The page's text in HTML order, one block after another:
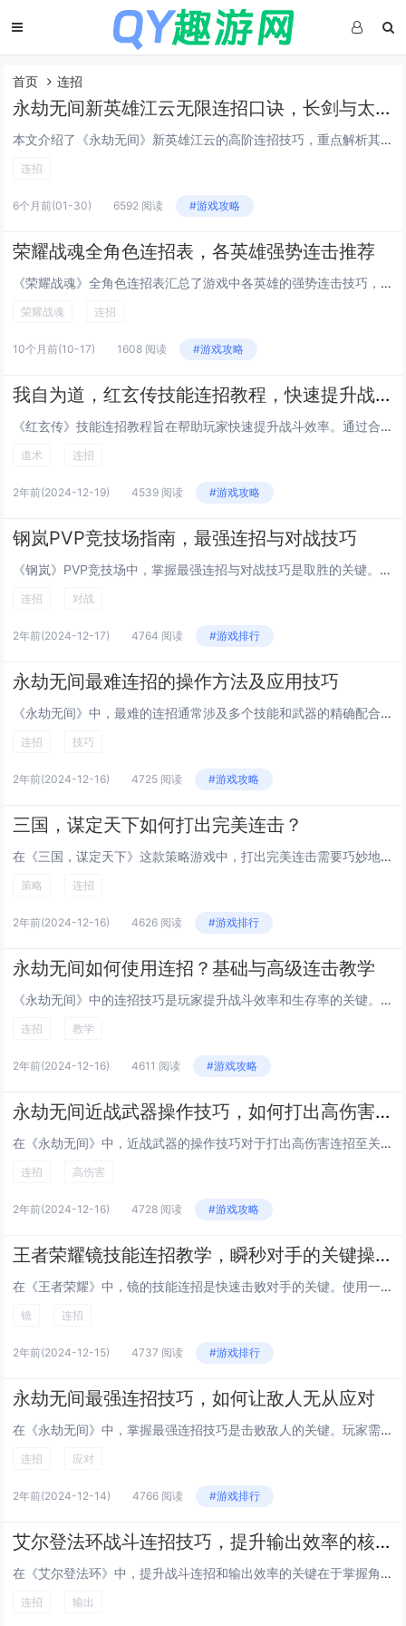
首页 连招
永劫无间新英雄江云无限连招口诀，长剑与太刀切换取消后摇的实战combo
本文介绍了《永劫无间》新英雄江云的高阶连招技巧，重点解析其长剑与太刀双武器切换取消后摇的核心机制，通过精准的武器切换时机（如长剑重击后接太刀轻击、或太刀升龙后瞬切长剑），可无缝衔接技能、规避硬直，实现流畅无限连招，文中还提供了实用口诀，如“...
连招
6个月前(01-30) 6592 阅读 #游戏攻略
荣耀战魂全角色连招表，各英雄强势连击推荐
《荣耀战魂》全角色连招表汇总了游戏中各英雄的强势连击技巧，涵盖骑士、维京、武士三大阵营，每位英雄凭借独特武器与技能机制，拥有专属高效连招组合，骑士中的征服者可利用重斧衔接横扫与冲锋实现压制，而武士阵营的剑圣擅长快速突进接二段斩击打出爆发伤害...
荣耀战魂 连招
10个月前(10-17) 1608 阅读 #游戏攻略
我自为道，红玄传技能连招教程，快速提升战斗效率的方法
《红玄传》技能连招教程旨在帮助玩家快速提升战斗效率。通过合理搭配和运用游戏中的技能组合，玩家可以更加高效地击败敌人，减少战斗时间。教程中详细介绍了各个职业的特色技能以及如何根据战场情况灵活切换连招策略，强调了技能释放的时机与目标选择的重要性...
道术 连招
2年前(2024-12-19) 4539 阅读 #游戏攻略
钢岚PVP竞技场指南，最强连招与对战技巧
《钢岚》PVP竞技场中，掌握最强连招与对战技巧是取胜的关键。了解各角色技能特点，选择适合自己的英雄至关重要。在实战中，利用地形优势进行伏击或撤退，保持移动以避免被对手锁定。连招方面，快速衔接普攻与技能，利用控制技能打断敌方输出，抓住机会释放...
连招 对战
2年前(2024-12-17) 4764 阅读 #游戏排行
永劫无间最难连招的操作方法及应用技巧
《永劫无间》中，最难的连招通常涉及多个技能和武器的精确配合，要求玩家有极高的反应速度和预判能力。使用宁红夜时，可以尝试“影步”+“烈焰刀”+“冰墙”的组合，先用影步接近敌人，再迅速释放烈焰刀造成伤害，最后用冰墙限制敌人的行动。这套连招不仅需...
连招 技巧
2年前(2024-12-16) 4725 阅读 #游戏攻略
三国，谋定天下如何打出完美连击？
在《三国，谋定天下》这款策略游戏中，打出完美连击需要巧妙地运用武将技能、兵种搭配和战术布局。选择具有连锁技能或能够相互增益的武将组合，如诸葛亮与周瑜的火攻配合。合理安排前中后排的站位，确保技能释放顺序最大化伤害输出。利用地形优势和适时的行动...
策略 连招
2年前(2024-12-16) 4626 阅读 #游戏排行
永劫无间如何使用连招？基础与高级连击教学
《永劫无间》中的连招技巧是玩家提升战斗效率和生存率的关键。基础连击通常包括轻击、重击组合，通过快速连续按键实现。高级连击则需要玩家掌握角色特性和技能，结合跳跃、闪避等动作，形成复杂且高效的攻击模式。熟练掌握这些技巧，不仅能增加攻击的多样性，...
连招 教学
2年前(2024-12-16) 4611 阅读 #游戏攻略
永劫无间近战武器操作技巧，如何打出高伤害连招
在《永劫无间》中，近战武器的操作技巧对于打出高伤害连招至关重要。玩家需熟练掌握武器特性，如刀剑的快速连击与重击，以及长柄武器的范围攻击。合理利用闪避和格挡，可以在攻击间隙打断对手节奏，创造连招机会。观察对手动作，预判并反击，能有效提升战斗效...
连招 高伤害
2年前(2024-12-16) 4728 阅读 #游戏攻略
王者荣耀镜技能连招教学，瞬秒对手的关键操作
在《王者荣耀》中，镜的技能连招是快速击败对手的关键。使用一技能快速接近目标并造成伤害，紧接着开启二技能进行控制和消耗，为大招做准备。当敌人血量降低到一定水平时，立即释放大招，利用大招的分身效果迷惑对手，并再次使用一技能或普攻进行致命打击。整...
镜 连招
2年前(2024-12-15) 4737 阅读 #游戏排行
永劫无间最强连招技巧，如何让敌人无从应对
在《永劫无间》中，掌握最强连招技巧是击败敌人的关键。玩家需灵活运用角色特性，结合地形优势，快速判断敌人的动作并做出反应。利用近战武器的快速攻击打断敌人技能，或是在敌人使用位移技能时预判其落点进行拦截。合理搭配英雄技能与道具，如使用控制技能限...
连招 应对
2年前(2024-12-14) 4766 阅读 #游戏排行
艾尔登法环战斗连招技巧，提升输出效率的核心要点
在《艾尔登法环》中，提升战斗连招和输出效率的关键在于掌握角色的动作节奏与敌人的攻击模式。合理利用闪避和格挡来创造进攻机会，同时选择适合当前敌人特性的武器和技能组合，可以显著提高伤害输出。适时使用战灰（Ashes of War）增加攻击力或改...
连招 输出